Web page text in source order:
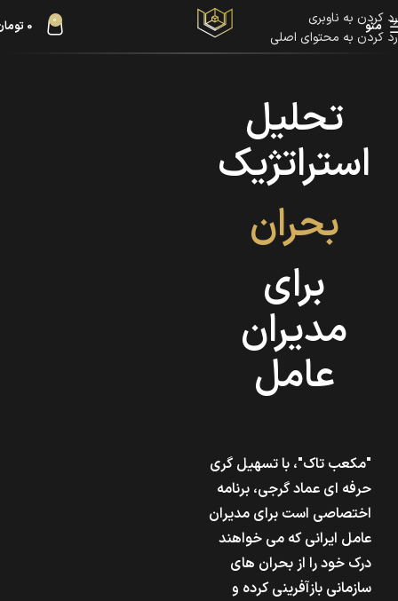
رد کردن به ناوبری
رد کردن به محتوای اصلی
منو 0
0
تحلیل
استراتژیک
بحران
برای
مدیران
عامل
"مکعب تاک"، با تسهیل گری
حرفه ای عماد گرجی، برنامه
اختصاصی است برای مدیران
عامل ایرانی که می خواهند
درک خود را از بحران های
سازمانی بازآفرینی کرده و